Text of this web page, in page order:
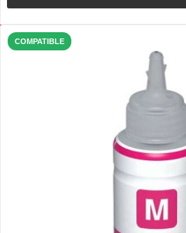
COMPATIBLE